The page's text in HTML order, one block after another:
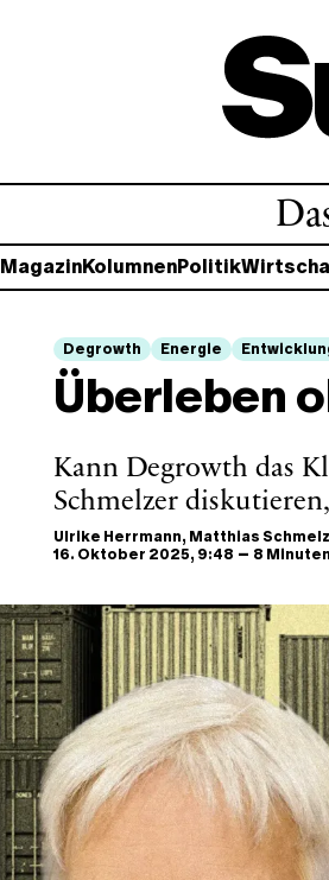
MagazinKolumnenPolitik
Degrowth Energie
Überleben
Kann Degrowth das
Schmelzer
Ulrike Herrmann, Matthias
16. Oktober 2025, 9:48 – 8